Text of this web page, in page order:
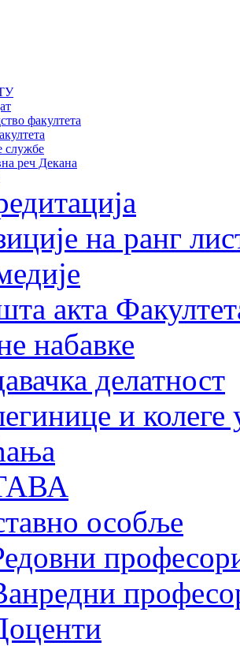
факултета
службе
реч Декана
на ранг
акта
набавке
делатност
и колеге
особље